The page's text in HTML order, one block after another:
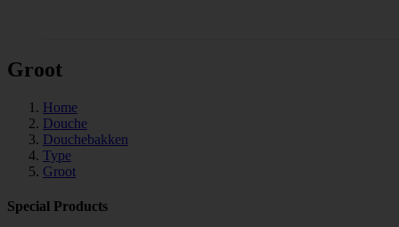
Groot
Home
Douche
Douchebakken
Type
Groot
Special Products